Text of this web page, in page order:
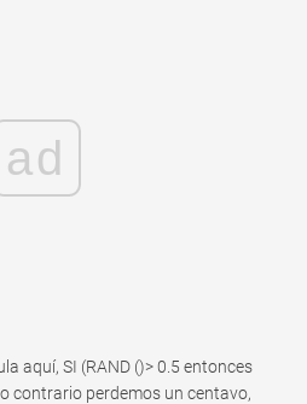
ad
aquí, SI (RAND ()> 0.5 entonces
contrario perdemos un centavo,